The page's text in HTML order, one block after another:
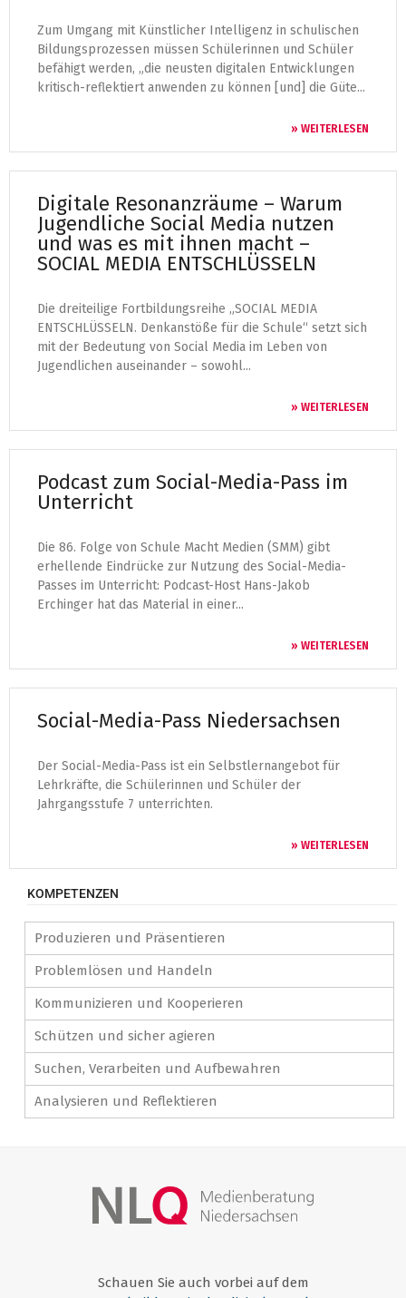
Zum Umgang mit Künstlicher Intelligenz in schulischen
Bildungsprozessen müssen Schülerinnen und Schüler
befähigt werden, „die neusten digitalen Entwicklungen
kritisch-reflektiert anwenden zu können [und] die Güte...
» WEITERLESEN
Digitale Resonanzräume – Warum
Jugendliche Social Media nutzen
und was es mit ihnen macht –
SOCIAL MEDIA ENTSCHLÜSSELN
Die dreiteilige Fortbildungsreihe „SOCIAL MEDIA
ENTSCHLÜSSELN. Denkanstöße für die Schule“ setzt sich
mit der Bedeutung von Social Media im Leben von
Jugendlichen auseinander – sowohl...
» WEITERLESEN
Podcast zum Social-Media-Pass im
Unterricht
Die 86. Folge von Schule Macht Medien (SMM) gibt
erhellende Eindrücke zur Nutzung des Social-Media-
Passes im Unterricht: Podcast-Host Hans-Jakob
Erchinger hat das Material in einer...
» WEITERLESEN
Social-Media-Pass Niedersachsen
Der Social-Media-Pass ist ein Selbstlernangebot für
Lehrkräfte, die Schülerinnen und Schüler der
Jahrgangsstufe 7 unterrichten.
» WEITERLESEN
KOMPETENZEN
Produzieren und Präsentieren
Problemlösen und Handeln
Kommunizieren und Kooperieren
Schützen und sicher agieren
Suchen, Verarbeiten und Aufbewahren
Analysieren und Reflektieren
Schauen Sie auch vorbei auf dem